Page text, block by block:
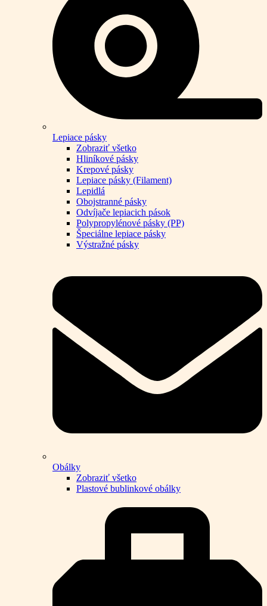
Lepiace pásky
Zobraziť všetko
Hliníkové pásky
Krepové pásky
Lepiace pásky (Filament)
Lepidlá
Obojstranné pásky
Odvíjače lepiacich pások
Polypropylénové pásky (PP)
Špeciálne lepiace pásky
Výstražné pásky
Obálky
Zobraziť všetko
Plastové bublinkové obálky